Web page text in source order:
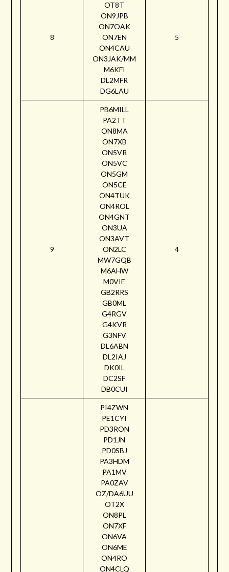
8
OT8T
ON9JPB
ON7OAK
ON7EN
ON4CAU
ON3JAK/MM
M6KFI
DL2MFR
DG6LAU
5
9
PB6MILL
PA2TT
ON8MA
ON7XB
ON5VR
ON5VC
ON5GM
ON5CE
ON4TUK
ON4ROL
ON4GNT
ON3UA
ON3AVT
ON2LC
MW7GQB
M6AHW
M0VIE
GB2RRS
GB0ML
G4RGV
G4KVR
G3NFV
DL6ABN
DL2IAJ
DK0IL
DC2SF
DB0CUI
4
PI4ZWN
PE1CYI
PD3RON
PD1JN
PD0SBJ
PA3HDM
PA1MV
PA0ZAV
OZ/DA6UU
OT2X
ON8PL
ON7XF
ON6VA
ON6ME
ON4RO
ON4CLQ